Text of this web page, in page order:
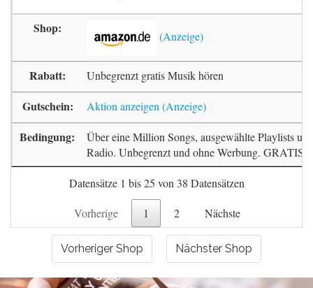
Unbegrenzt gratis Musik hören
Aktion anzeigen
Über eine Million Songs, ausgewählte Playlists
Radio. Unbegrenzt und ohne Werbung. GRATIS
Datensätze 1 bis 25 von 38 Datensätzen
Vorherige 1 2 Nächste
Vorheriger Shop Nächster Shop